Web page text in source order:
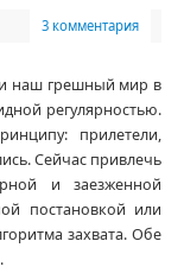
3 комментария
наш грешный мир в
регулярностью.
прилетели,
Сейчас привлечь
и заезженной
постановкой или
захвата. Обе